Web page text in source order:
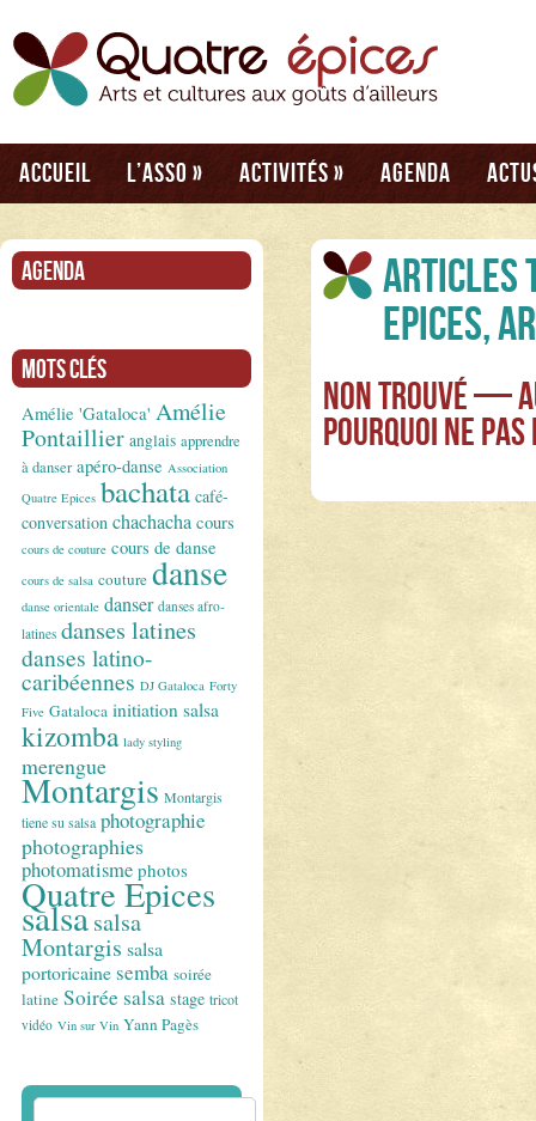
Accueil L’asso » Activités » Agenda
Agenda
Mots clés
Amélie 'Gataloca' Amélie
Pontaillier anglais apprendre
à danser apéro-danse Association
Quatre Epices bachata café-
conversation chachacha cours
cours de couture cours de danse
cours de salsa couture danse
danse orientale danser danses afro-
latines danses latines
danses latino-
caribéennes DJ Gataloca Forty
Five Gataloca initiation salsa
kizomba lady styling
merengue
Montargis Montargis
tiene su salsa photographie
photographies
photomatisme photos
Quatre Epices
salsasalsa
Montargis salsa
portoricainesemba soirée
latine Soirée salsa stage tricot
vidéo Vin sur Vin Yann Pagès
Rechercher :
Articles
Epices,
Non Trouvé —
Pourquoi ne